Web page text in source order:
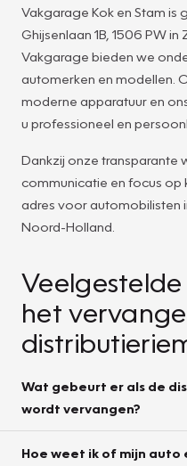
Vakgarage Kok en Stam is
Ghijsenlaan 1B, 1506 PW
Vakgarage bieden we
automerken en modellen.
moderne apparatuur en
u professioneel en
Dankzij onze transparante
communicatie en focus op
adres voor automobilisten
Noord-Holland.
het
Wat gebeurt er als de
wordt vervangen?
Hoe weet ik of mijn